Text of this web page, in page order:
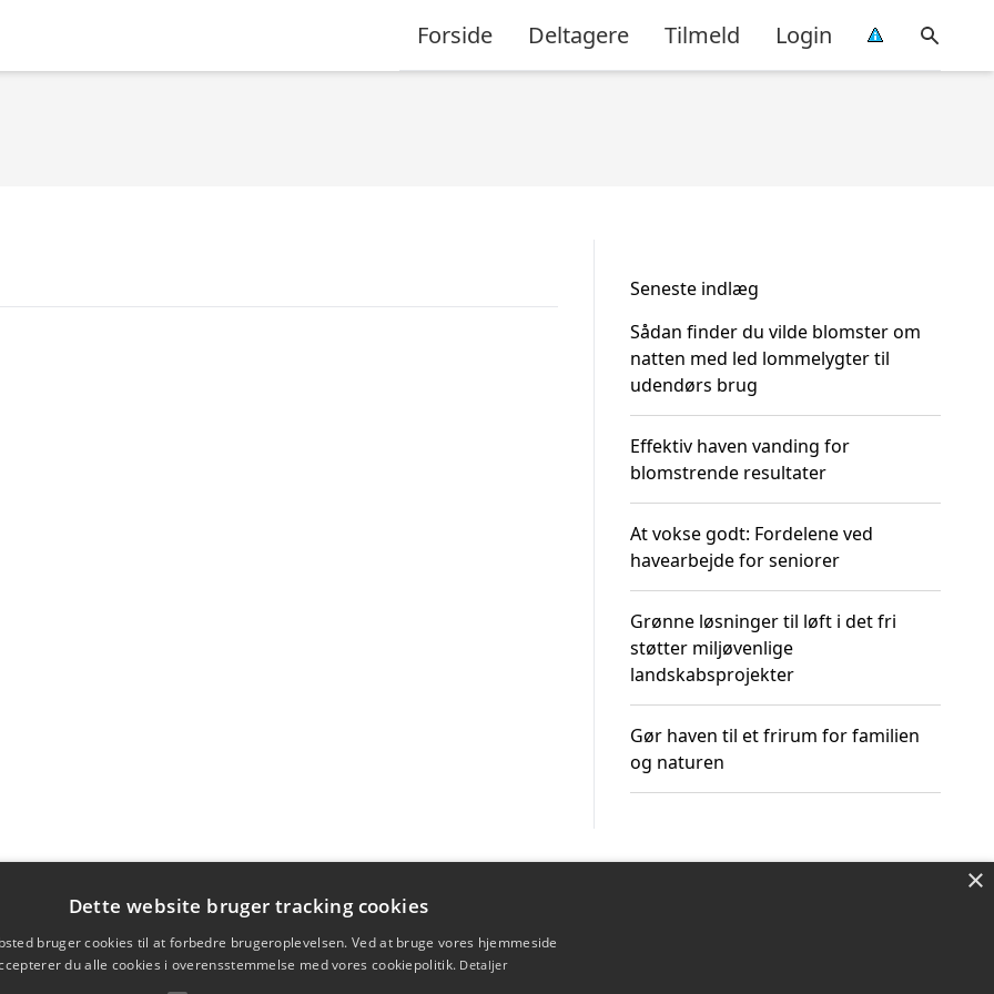
Forside Deltagere Tilmeld Login
Seneste indlæg
Sådan finder du vilde blomster om
natten med led lommelygter til
udendørs brug
Effektiv haven vanding for
blomstrende resultater
At vokse godt: Fordelene ved
havearbejde for seniorer
Grønne løsninger til løft i det fri
støtter miljøvenlige
landskabsprojekter
Gør haven til et frirum for familien
og naturen
×
Dette website bruger tracking cookies
bruger cookies til at forbedre brugeroplevelsen. Ved at bruge vores hjemmeside
du alle cookies i overensstemmelse med vores cookiepolitik. Detaljer